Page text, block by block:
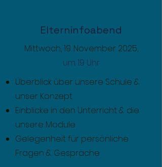
Elterninfoabend
Mittwoch, 19. November 2025,
um 19 Uhr
Überblick über unsere Schule &
unser Konzept
Einblicke in den Unterricht & die
unsere Module
Gelegenheit für persönliche
Fragen & Gespräche